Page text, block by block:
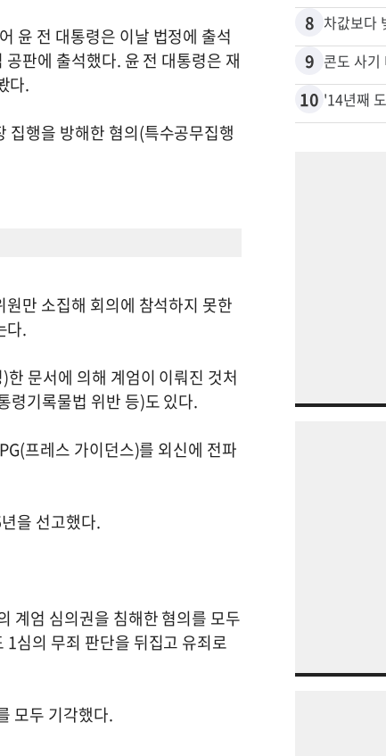
윤 전 대통령은 이날 법정에 출석
판에 출석했다. 윤 전 대통령은 재
다.
집행을 방해한 혐의(특수공무집행
만 소집해 회의에 참석하지 못한
다.
문서에 의해 계엄이 이뤄진 것처
령기록물법 위반 등)도 있다.
프레스 가이던스)를 외신에 전파
을 선고했다.
계엄 심의권을 침해한 혐의를 모두
심의 무죄 판단을 뒤집고 유죄로
모두 기각했다.
8
9
10